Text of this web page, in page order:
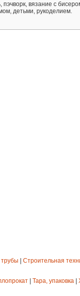
вязание с
детьми, рукоделием.
Строительная
Тара, упаковка